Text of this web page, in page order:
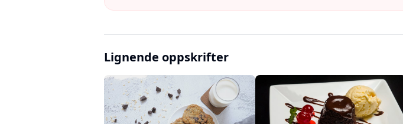
Lignende oppskrifter